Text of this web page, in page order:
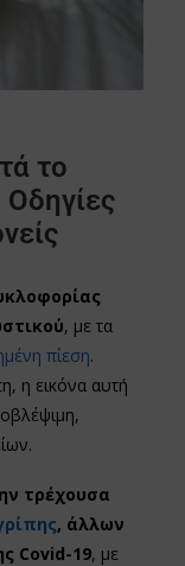
το
, με τα
πίεση.
η εικόνα αυτή
τρέχουσα
, άλλων
Covid-19, με